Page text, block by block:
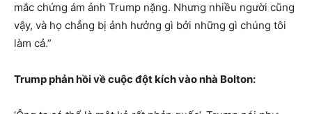
mắc chứng ám ảnh Trump nặng. Nhưng nhiều người cũng
vậy, và họ chẳng bị ảnh hưởng gì bởi những gì chúng tôi
làm cả.”
Trump phản hồi về cuộc đột kích vào nhà Bolton: